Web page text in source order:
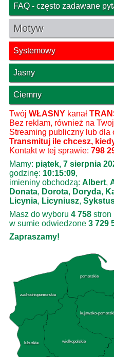
FAQ - często zadawane
Motyw
Systemowy
Jasny
Ciemny
Twój WŁASNY kanał
Bez reklam, również na
Streaming publiczny lub dla
Transmituj ile chcesz,
Kontakt w tej sprawie: 798
Mamy: piątek, 7 sierpnia
godzinę: 10:15:10,
imieniny obchodzą: Albert,
Donata, Dorota, Doryda,
Licynia, Licyniusz,
Masz do wyboru 4 758 stron
w sumie odwiedzone 3 729
Zapraszamy!
zachodniopomorskie
pomorskie
lubuskie wielkopolskie
kujawsko-